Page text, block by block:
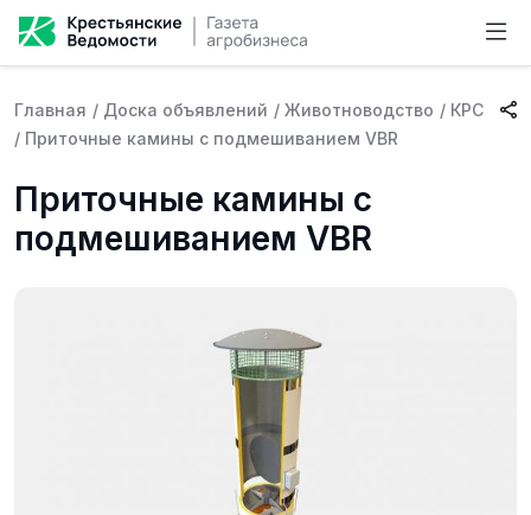
Главная / Доска объявлений / Животноводство / КРС
/ Приточные камины с подмешиванием VBR
Приточные камины с
подмешиванием VBR